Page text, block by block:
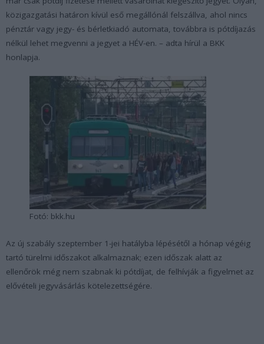
közigazgatási határon kívül eső megállónál felszállva, ahol nincs
pénztár vagy jegy- és bérletkiadó automata, továbbra is pótdíjazás
nélkül lehet megvenni a jegyet a HÉV-en. – adta hírül a BKK
honlapja.
Fotó: bkk.hu
Az új szabály szeptember 1-jei hatályba lépésétől a hónap végéig
tartó türelmi időszakot alkalmaznak; ezen időszak alatt az
ellenőrök még nem szabnak ki pótdíjat, de felhívják a figyelmet az
elővételi jegyvásárlás kötelezettségére.